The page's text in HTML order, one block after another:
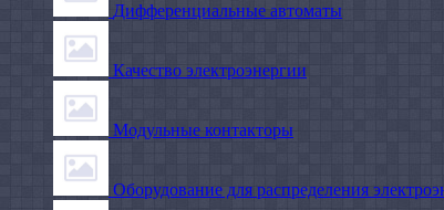
Дифференциальные автоматы
Качество электроэнергии
Модульные контакторы
Оборудование для распределения